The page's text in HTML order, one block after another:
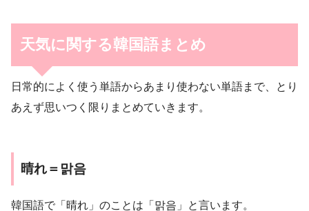
天気に関する韓国語まとめ
日常的によく使う単語からあまり使わない単語まで、とり
あえず思いつく限りまとめていきます。
晴れ＝맑음
韓国語で「晴れ」のことは「맑음」と言います。